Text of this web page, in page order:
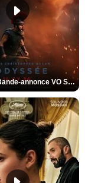
L'Odyssée Bande-annonce VO STFR